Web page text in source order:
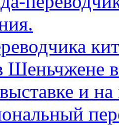
Шеньчжене
и